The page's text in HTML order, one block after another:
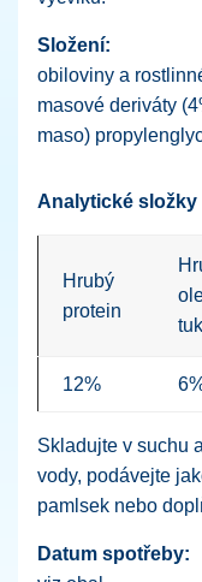
Složení:
obiloviny a
masové deriváty
maso)
Analytické složky
Hrubý
protein
12%
Skladujte v suchu
vody, podávejte
pamlsek nebo
Datum spotřeby: